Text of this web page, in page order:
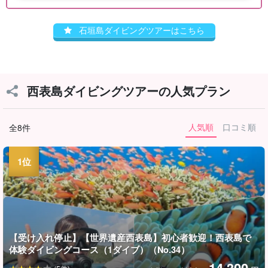
石垣島ダイビングツアーはこちら
西表島ダイビングツアーの人気プラン
全8件 人気順 口コミ順
【受け入れ停止】【世界遺産西表島】初心者歓迎！西表島で
体験ダイビングコース（1ダイブ）（No.34）